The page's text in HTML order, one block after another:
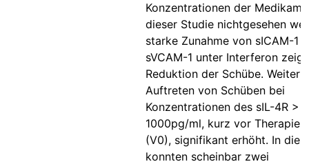
Konzentrationen der
dieser Studie nichtgesehen
starke Zunahme von sICAM-1
sVCAM-1 unter Interferon
Reduktion der Schübe.
Auftreten von Schüben bei
Konzentrationen des sIL-4R >
1000pg/ml, kurz vor
(V0), signifikant erhöht. In
konnten scheinbar zwei